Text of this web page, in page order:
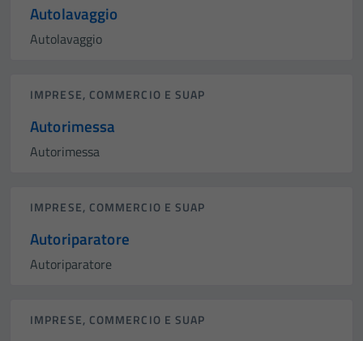
Autolavaggio
Autolavaggio
IMPRESE, COMMERCIO E SUAP
Autorimessa
Autorimessa
IMPRESE, COMMERCIO E SUAP
Autoriparatore
Autoriparatore
IMPRESE, COMMERCIO E SUAP